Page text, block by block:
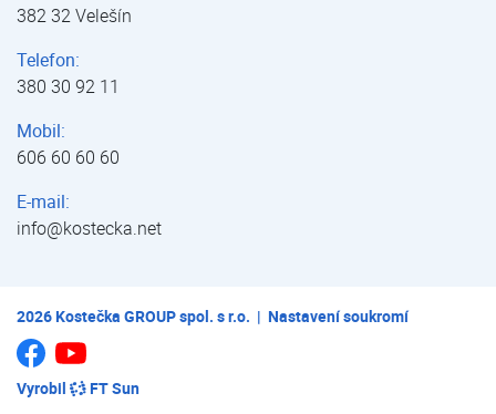
382 32 Velešín
Telefon:
380 30 92 11
Mobil:
606 60 60 60
E-mail:
info@kostecka.net
2026Kostečka GROUP spol. s r.o. | Nastavení soukromí
Jsme na Facebooku
Vyrobil FT Sun